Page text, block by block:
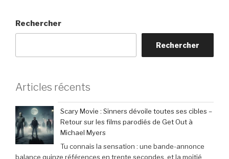
Rechercher
Rechercher
Articles récents
Scary Movie : Sinners dévoile toutes ses cibles –
Retour sur les films parodiés de Get Out à
Michael Myers
Tu connais la sensation : une bande-annonce
balance quinze références en trente secondes, et la moitié